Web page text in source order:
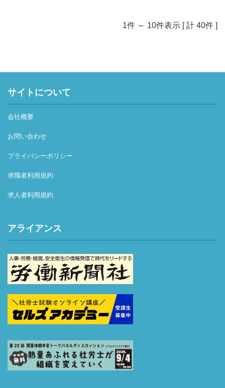
メンバーそれぞれが自分自身の目標に向かって主体的に行
だからこそ、いつでも笑顔が絶えず、たとえ辛い・苦し
事ができるのだと考えています。
メンバー一人ひとりの行動や姿勢が、これからの組織のカ
ゼロから組織をつくり上げていく経験は、他の事務所では
ービスの両面を磨き続けています。
ここでの経験を通じて、
どんな環境でも活躍できる市場価値の高いプロフェッショ
ナルを目指していただけます。
・入社後はOJT＋毎日～週1回のフィードバックで丁寧に
・最初は少数の企業から担当し、経験に応じて30～40社
へステップUP！
・チームで業務に取り組み、みんなで助け合う社風
さ
・仕事やチームの課題にはみんなで解決に臨む姿勢
★★ 採用基準は「能力」よりも「考え方」 ★★
今どれだけの知識やスキル、資格を持っているかではあり
それよりも、一人のプロフェッショナルとして、
そして“人にサービスを提供する仕事”に携わる者として、
しています。
そのことから、能力偏重の採用をやめ、人物・考え方を大
切にする採用基準を掲げています。
**「成長のための 7UP」**
①素直であること
③仲間と協力できること
④人のために動けること
⑤変化を楽しめること
『スタートアップ会計事務所のいいところを聞いてみ
で検索いただくとトップに出てきます。
だけます！
＝＝＝＝＝＝＝＝＝＝＝＝＝＝＝＝＝
★★ 社労士業界では珍しく社労士資格や経験がなくても
労務コンサルタント21名 アシスタントを含め約30名の
優しく面倒見の良い社員が多くコミュニケーションも活発
です。
・元整備士
・元歯科衛生士
平均年齢は20代後半～30代中心で、年齢や職歴に関係な
く意見が言いやすいフラットな環境。
ます。
★★ 未経験でも安心の教育体制 ★★
先輩がサポートしてくれます。
・メンター制度があり、いつでも相談できるオープンな環
境も働きやすさのポイントです。
1件 ～ 10件表示 [ 計 40件 ]
サイトについて
会社概要
お問い合わせ
プライバシーポリシー
求職者利用規約
求人者利用規約
アライアンス